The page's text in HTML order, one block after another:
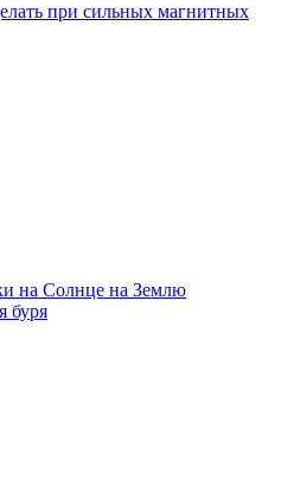
при сильных магнитных
на Солнце на Землю
буря